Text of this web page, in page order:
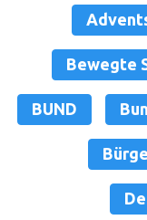
Bewegte
BUND